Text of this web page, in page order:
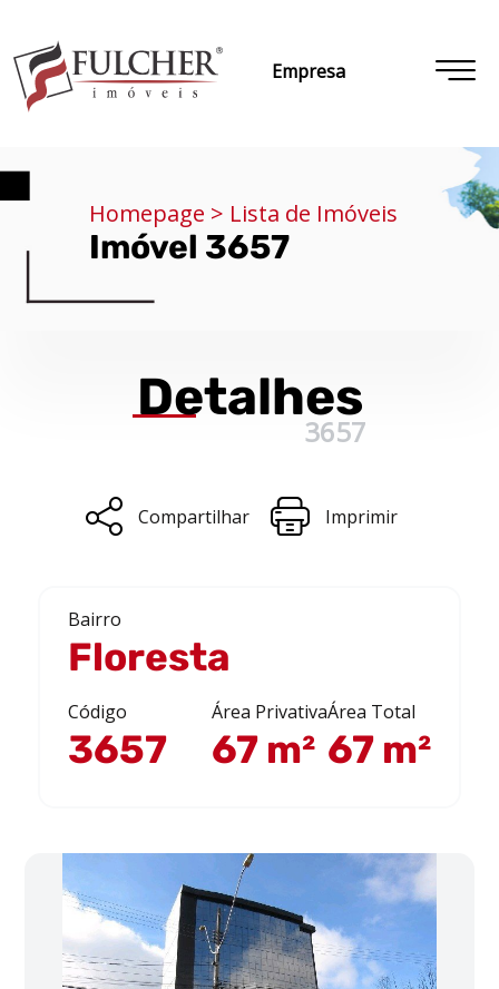
Empresa
Homepage > Lista de Imóveis
Imóvel 3657
Detalhes
3657
Compartilhar Imprimir
Bairro
Floresta
Código
3657
Área Privativa
67 m²
Área Total
67 m²